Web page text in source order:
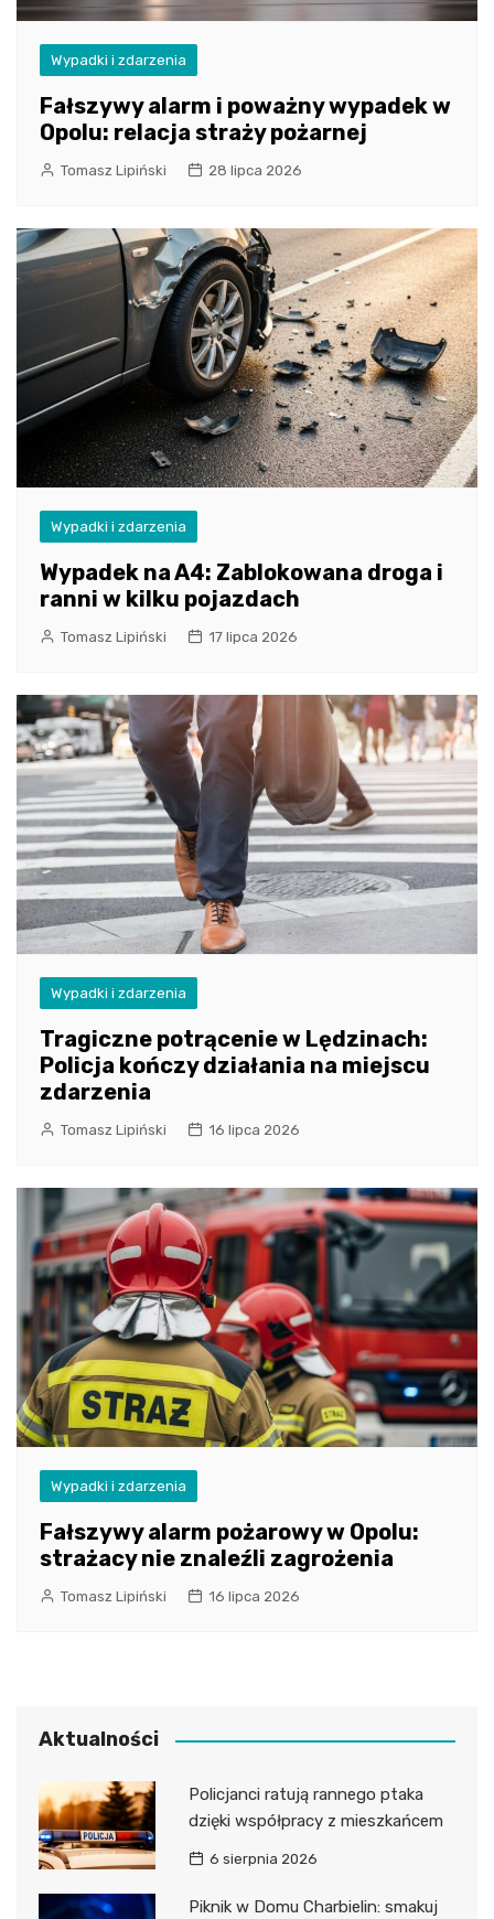
Wypadki i zdarzenia
Fałszywy alarm i poważny wypadek w
Opolu: relacja straży pożarnej
Tomasz Lipiński 28 lipca 2026
Wypadki i zdarzenia
Wypadek na A4: Zablokowana droga i
ranni w kilku pojazdach
Tomasz Lipiński 17 lipca 2026
Wypadki i zdarzenia
Tragiczne potrącenie w Lędzinach:
Policja kończy działania na miejscu
zdarzenia
Tomasz Lipiński 16 lipca 2026
Wypadki i zdarzenia
Fałszywy alarm pożarowy w Opolu:
strażacy nie znaleźli zagrożenia
Tomasz Lipiński 16 lipca 2026
Aktualności
Policjanci ratują rannego ptaka
dzięki współpracy z mieszkańcem
6 sierpnia 2026
Piknik w Domu Charbielin: smakuj